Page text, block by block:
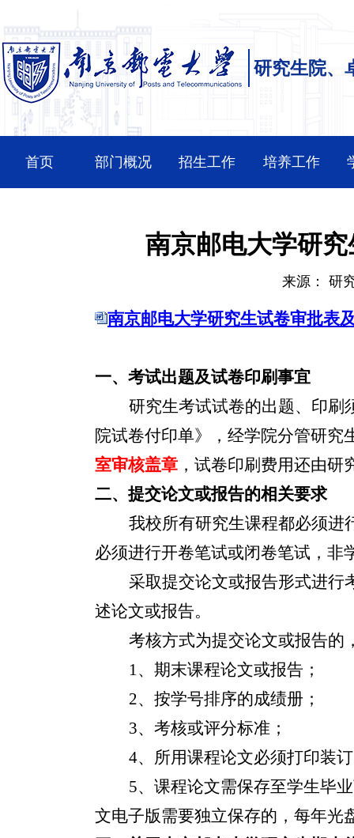
研究生院、
首页 部门概况 招生工作 培养工作
南京邮电大学研
来源： 研
南京邮电大学研究生试卷审批表
一、 考试出题及试卷印刷事宜
研究生考试试卷的出题、印刷
院试卷付印单》，经学院分管研究
室审核盖章 ，试卷印刷费用还由研
二、提交论文或报告的相关要求
我校所有研究生课程都必须进
必须进行开卷笔试或闭卷笔试，非
采取提交论文或报告形式进行
述论文或报告。
考核方式为提交论文或报告的
1、期末课程论文或报告；
2、按学号排序的成绩册；
3、考核或评分标准；
4、所用课程论文必须打印装
5、课程论文需保存至学生毕
文电子版需要独立保存的，每年光